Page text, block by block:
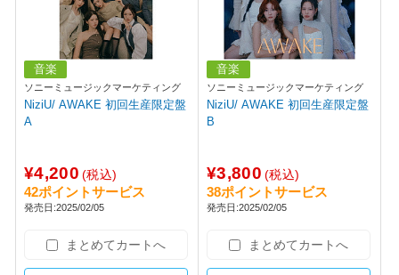
音楽
ソニーミュージックマーケティング
NiziU/ AWAKE 初回生産限定盤
A
¥4,200 (税込)
42ポイントサービス
発売日:2025/02/05
まとめてカートへ
音楽
ソニーミュージックマーケティング
NiziU/ AWAKE 初回生産限定盤
B
¥3,800 (税込)
38ポイントサービス
発売日:2025/02/05
まとめてカートへ